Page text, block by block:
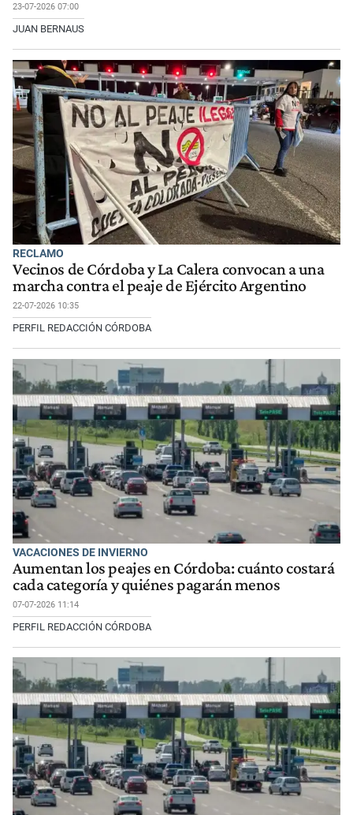
23-07-2026 07:00
JUAN BERNAUS
RECLAMO
Vecinos de Córdoba y La Calera convocan a una
marcha contra el peaje de Ejército Argentino
22-07-2026 10:35
PERFIL REDACCIÓN CÓRDOBA
VACACIONES DE INVIERNO
Aumentan los peajes en Córdoba: cuánto costará
cada categoría y quiénes pagarán menos
07-07-2026 11:14
PERFIL REDACCIÓN CÓRDOBA